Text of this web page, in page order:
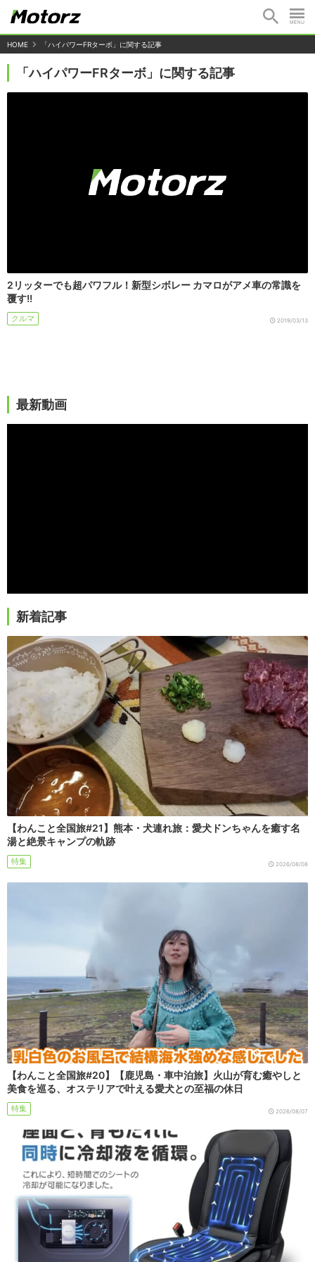
HOME 「ハイパワーFRターボ」に関する記事
「ハイパワーFRターボ」に関する記事
2リッターでも超パワフル！新型シボレー カマロがアメ車の常識を
覆す!!
クルマ 2019/03/13
最新動画
新着記事
【わんこと全国旅#21】熊本・犬連れ旅：愛犬ドンちゃんを癒す名
湯と絶景キャンプの軌跡
特集 2026/08/08
【わんこと全国旅#20】【鹿児島・車中泊旅】火山が育む癒やしと
美食を巡る、オステリアで叶える愛犬との至福の休日
特集 2026/08/07